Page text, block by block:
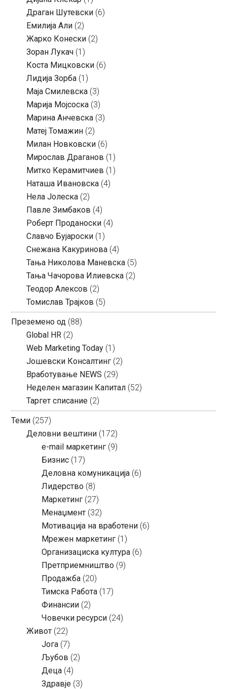
Драган Шутевски (6)
Емилија Али (2)
Жарко Конески (2)
Зоран Лукач (1)
Коста Мицковски (6)
Лидија Зорба (1)
Маја Смилевска (3)
Марија Мојсоска (3)
Марина Анчевска (3)
Матеј Томажин (2)
Милан Новковски (6)
Мирослав Драганов (1)
Митко Керамитчиев (1)
Наташа Ивановска (4)
Нела Јолеска (2)
Павле Зимбаков (4)
Роберт Проданоски (4)
Славчо Бујароски (1)
Снежана Какуринова (4)
Тања Николова Маневска (5)
Тања Чачорова Илиевска (2)
Теодор Алексов (2)
Томислав Трајков (5)
Преземено од (88)
Global HR (2)
Web Marketing Today (1)
Јошевски Консалтинг (2)
Вработување NEWS (29)
Неделен магазин Капитал (52)
Таргет списание (2)
Теми (257)
Деловни вештини (172)
e-mail маркетинг (9)
Бизнис (17)
Деловна комуникација (6)
Лидерство (8)
Маркетинг (27)
Менаџмент (32)
Мотивација на вработени (6)
Мрежен маркетинг (1)
Организациска култура (6)
Претприемништво (9)
Продажба (20)
Тимска Работа (17)
Финансии (2)
Човечки ресурси (24)
Живот (22)
Јога (7)
Љубов (2)
Деца (4)
Здравје (3)